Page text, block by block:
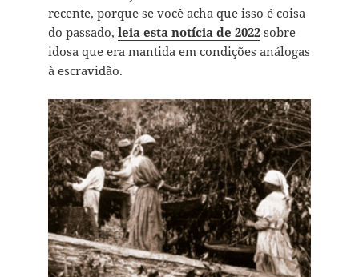
recente, porque se você acha que isso é coisa
do passado, leia esta notícia de 2022sobre
idosa que era mantida em condições análogas
à escravidão.